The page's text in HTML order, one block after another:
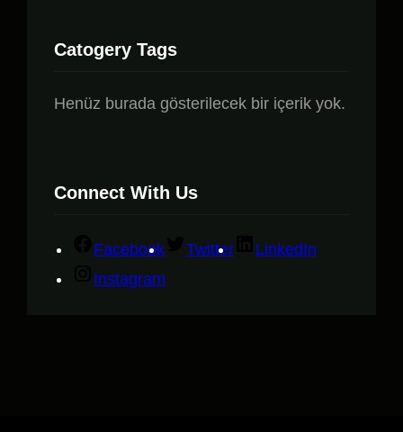
Catogery Tags
Henüz burada gösterilecek bir içerik yok.
Connect With Us
Facebook Twitter
LinkedIn
Instagram